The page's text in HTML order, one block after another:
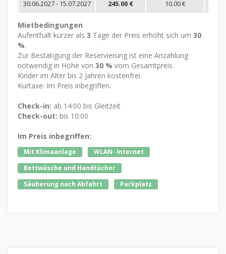
30.06.2027 - 15.07.2027 245.00 € 10.00 €
Mietbedingungen
Aufenthalt kürzer als 3 Tage der Preis erhöht sich um 30
%.
Zur Bestätigung der Reservierung ist eine Anzahlung
notwendig in Höhe von 30 % vom Gesamtpreis.
Kinder im Alter bis 2 Jahren kostenfrei.
Kurtaxe: Im Preis inbegriffen.
Check-in: ab 14:00 bis Gleitzeit
Check-out: bis 10:00
Im Preis inbegriffen:
Mit Klimaanlage
WLAN- Internet
Bettwäsche und Handtücher
Säuberung nach Abfahrt
Parkplatz